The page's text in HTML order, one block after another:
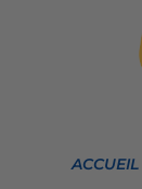
ACCUEIL